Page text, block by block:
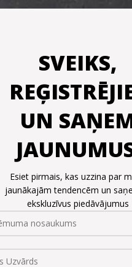
SVEIKS,
UN
Esiet pirmais, kas uzzina par
jaunākajām tendencēm un
ekskluzīvus piedāvājumus